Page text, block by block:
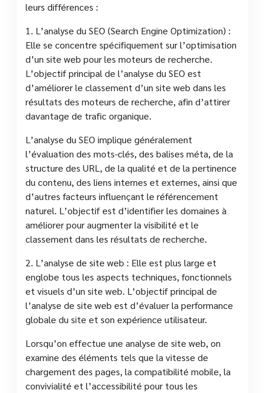
leurs différences :
1. L’analyse du SEO (Search Engine Optimization) :
Elle se concentre spécifiquement sur l’optimisation
d’un site web pour les moteurs de recherche.
L’objectif principal de l’analyse du SEO est
d’améliorer le classement d’un site web dans les
résultats des moteurs de recherche, afin d’attirer
davantage de trafic organique.
L’analyse du SEO implique généralement
l’évaluation des mots-clés, des balises méta, de la
structure des URL, de la qualité et de la pertinence
du contenu, des liens internes et externes, ainsi que
d’autres facteurs influençant le référencement
naturel. L’objectif est d’identifier les domaines à
améliorer pour augmenter la visibilité et le
classement dans les résultats de recherche.
2. L’analyse de site web : Elle est plus large et
englobe tous les aspects techniques, fonctionnels
et visuels d’un site web. L’objectif principal de
l’analyse de site web est d’évaluer la performance
globale du site et son expérience utilisateur.
Lorsqu’on effectue une analyse de site web, on
examine des éléments tels que la vitesse de
chargement des pages, la compatibilité mobile, la
convivialité et l’accessibilité pour tous les